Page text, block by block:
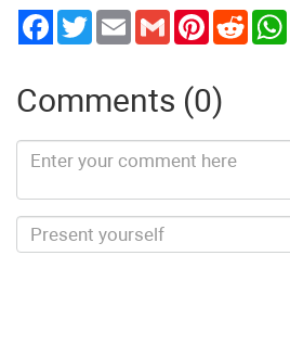
TwitterEmail Gmail PinterestReddit
Comments (0)